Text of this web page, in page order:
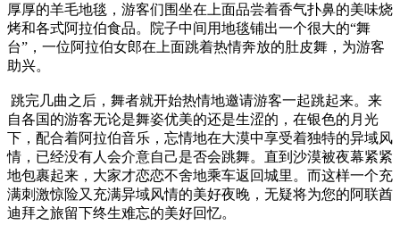
厚厚的羊毛地毯，游客们围坐在上面品尝着香气扑鼻的美味烧
烤和各式阿拉伯食品。院子中间用地毯铺出一个很大的“舞
台”，一位阿拉伯女郎在上面跳着热情奔放的肚皮舞，为游客
助兴。
跳完几曲之后，舞者就开始热情地邀请游客一起跳起来。来
自各国的游客无论是舞姿优美的还是生涩的，在银色的月光
下，配合着阿拉伯音乐，忘情地在大漠中享受着独特的异域风
情，已经没有人会介意自己是否会跳舞。直到沙漠被夜幕紧紧
地包裹起来，大家才恋恋不舍地乘车返回城里。而这样一个充
满刺激惊险又充满异域风情的美好夜晚，无疑将为您的阿联酋
迪拜之旅留下终生难忘的美好回忆。